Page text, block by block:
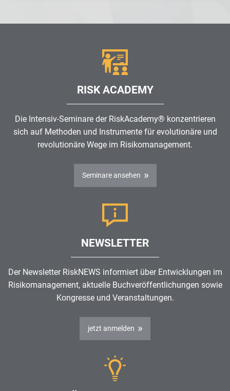
RISK ACADEMY
Die Intensiv-Seminare der RiskAcademy® konzentrieren
sich auf Methoden und Instrumente für evolutionäre und
revolutionäre Wege im Risikomanagement.
Seminare ansehen
NEWSLETTER
Der Newsletter RiskNEWS informiert über Entwicklungen im
Risikomanagement, aktuelle Buchveröffentlichungen sowie
Kongresse und Veranstaltungen.
jetzt anmelden